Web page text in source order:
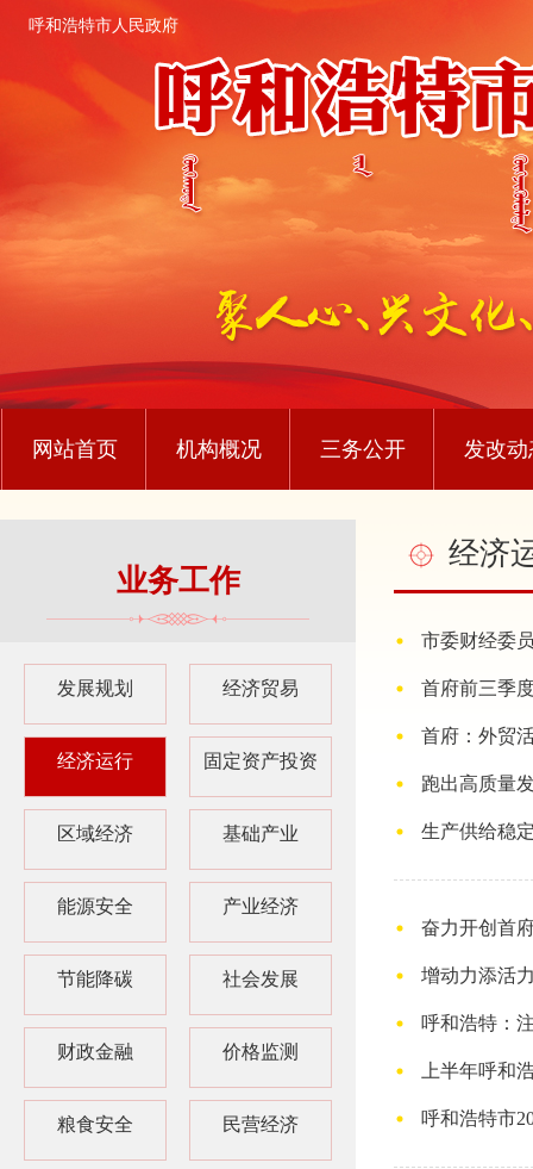
呼和浩特市人民政府
网站首页 机构概况 三务公开 发改动
业务工作
发展规划 经济贸易
经济运行 固定资产投资
区域经济 基础产业
能源安全 产业经济
节能降碳 社会发展
财政金融 价格监测
粮食安全 民营经济
经济
市委财经委
首府前三季
首府：外贸
跑出高质量
生产供给稳
奋力开创首
增动力添活
呼和浩特：
上半年呼和
呼和浩特市